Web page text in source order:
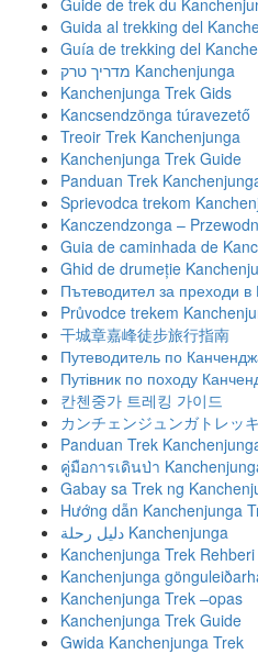
Guida al trekking del
Guía de trekking del
מדריך טרק Kanchenjunga
Kanchenjunga Trek Gids
Kancsendzönga túravezető
Treoir Trek Kanchenjunga
Kanchenjunga Trek Guide
Panduan Trek
Sprievodca trekom
Kanczendzonga –
Guia de caminhada de
Ghid de drumeție
Пътеводител за преходи в
Průvodce trekem
干城章嘉峰徒步旅行指南
Путеводитель по
Путівник по походу
칸첸중가 트레킹 가이드
カンチェンジュンガトレッ
Panduan Trek
คู่มือการเดินป่า
Gabay sa Trek ng
Hướng dẫn Kanchenjunga
دليل رحلة Kanchenjunga
Kanchenjunga Trek Rehberi
Kanchenjunga
Kanchenjunga Trek –opas
Kanchenjunga Trek Guide
Gwida Kanchenjunga Trek